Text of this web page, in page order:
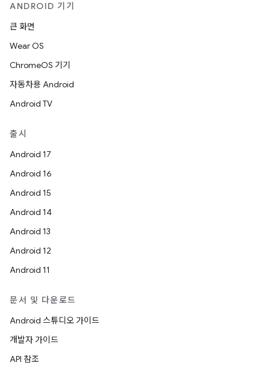
ANDROID 기기
큰 화면
Wear OS
ChromeOS 기기
자동차용 Android
Android TV
출시
Android 17
Android 16
Android 15
Android 14
Android 13
Android 12
Android 11
문서 및 다운로드
Android 스튜디오 가이드
개발자 가이드
API 참조